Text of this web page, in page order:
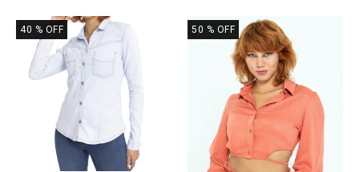
40 % OFF 50 % OFF